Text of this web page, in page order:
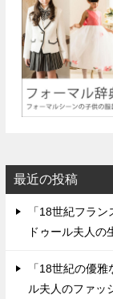
最近の投稿
「18世紀フラ
ドゥール夫人の
「18世紀の優
ル夫人のファッ